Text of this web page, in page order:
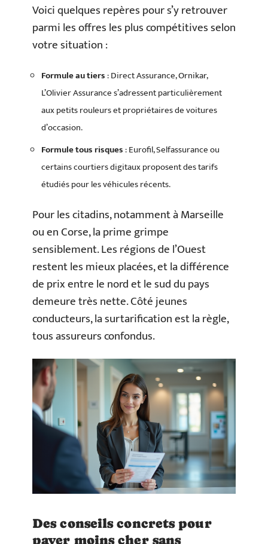
Voici quelques repères pour s’y retrouver
parmi les offres les plus compétitives selon
votre situation :
Formule au tiers: Direct Assurance, Ornikar,
L’Olivier Assurance s’adressent particulièrement
aux petits rouleurs et propriétaires de voitures
d’occasion.
Formule tous risques: Eurofil, Selfassurance ou
certains courtiers digitaux proposent des tarifs
étudiés pour les véhicules récents.
Pour les citadins, notamment à Marseille
ou en Corse, la prime grimpe
sensiblement. Les régions de l’Ouest
restent les mieux placées, et la différence
de prix entre le nord et le sud du pays
demeure très nette. Côté jeunes
conducteurs, la surtarification est la règle,
tous assureurs confondus.
Des conseils concrets pour
payer moins cher sans